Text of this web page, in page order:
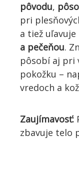
pôvodu,
pri
a tiež
a pečeňou.
pôsobí aj pri
pokožku –
vredoch a
Zaujímavosť:
zbavuje telo